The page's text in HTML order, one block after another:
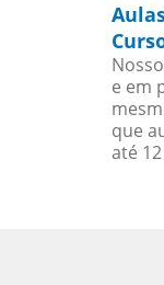
e em
que
até